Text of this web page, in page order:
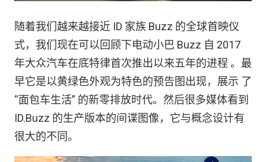
随着我们越来越接近 ID 家族 Buzz 的全球首映仪
式，我们现在可以回顾下电动小巴 Buzz 自 2017
年大众汽车在底特律首次推出以来五年的进程 。最
早它是以黄绿色外观为特色的预告图出现，展示 了
“面包车生活” 的新零排放时代。然后很多媒体看到
ID.Buzz 的生产版本的间谍图像，它与概念设计有
很大的不同。